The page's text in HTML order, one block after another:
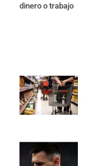
dinero o trabajo